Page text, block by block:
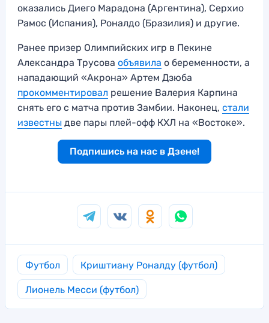
оказались Диего Марадона (Аргентина), Серхио
Рамос (Испания), Роналдо (Бразилия) и другие.
Ранее призер Олимпийских игр в Пекине
Александра Трусова объявила о беременности, а
нападающий «Акрона» Артем Дзюба
прокомментировал решение Валерия Карпина
снять его с матча против Замбии. Наконец, стали
известны две пары плей-офф КХЛ на «Востоке».
Подпишись на нас в Дзене!
Футбол Криштиану Роналду (футбол)
Лионель Месси (футбол)